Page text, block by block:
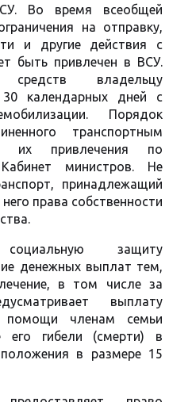
Во время всеобщей
на отправку,
и другие действия с
быть привлечен в ВСУ.
средств владельцу
30 календарных дней с
Порядок
транспортным
их привлечения по
министров. Не
принадлежащий
права собственности
защиту
денежных выплат тем,
в том числе за
выплату
помощи членам семьи
его гибели (смерти) в
в размере 15